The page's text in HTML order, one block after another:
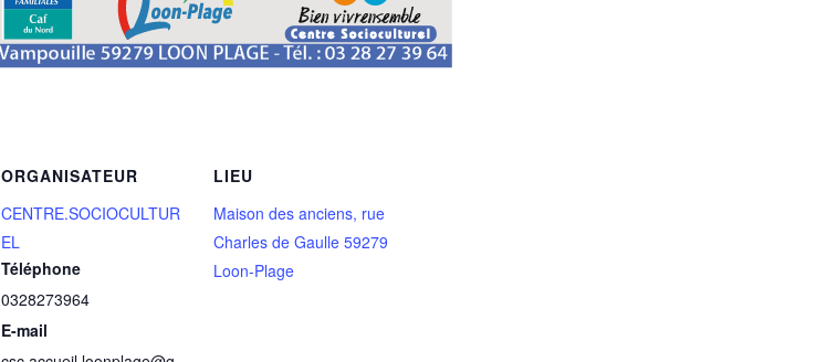
ORGANISATEUR
CENTRE.SOCIOCULTUR
EL
Téléphone
0328273964
E-mail
LIEU
Maison des anciens, rue
Charles de Gaulle 59279
Loon-Plage